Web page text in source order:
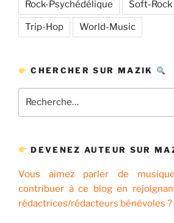
Rock-Psychédélique Soft-Rock
Trip-Hop World-Music
CHERCHER SUR MAZIK
pour
DEVENEZ AUTEUR SUR
Vous aimez parler de
contribuer à ce blog en
rédactrices/rédacteurs bénévoles ?